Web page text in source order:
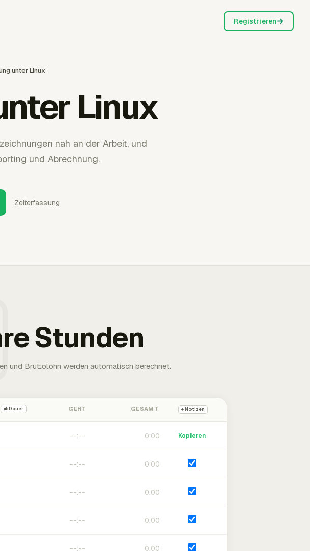
Registrieren
unter Linux
Linux
nah an der Arbeit, und
und Abrechnung.
Zeiterfassung
Stunden
und Bruttolohn werden automatisch berechnet.
⇄ Dauer GEHT GESAMT + Notizen
0:00 Kopieren
0:00
0:00
0:00
0:00